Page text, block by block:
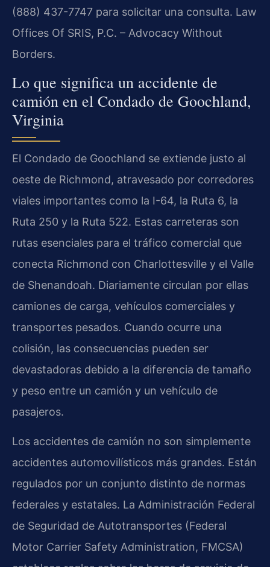
(888) 437-7747 para solicitar una consulta. Law
Offices Of SRIS, P.C. – Advocacy Without
Borders.
Lo que significa un accidente de
camión en el Condado de Goochland,
Virginia
El Condado de Goochland se extiende justo al
oeste de Richmond, atravesado por corredores
viales importantes como la I-64, la Ruta 6, la
Ruta 250 y la Ruta 522. Estas carreteras son
rutas esenciales para el tráfico comercial que
conecta Richmond con Charlottesville y el Valle
de Shenandoah. Diariamente circulan por ellas
camiones de carga, vehículos comerciales y
transportes pesados. Cuando ocurre una
colisión, las consecuencias pueden ser
devastadoras debido a la diferencia de tamaño
y peso entre un camión y un vehículo de
pasajeros.
Los accidentes de camión no son simplemente
accidentes automovilísticos más grandes. Están
regulados por un conjunto distinto de normas
federales y estatales. La Administración Federal
de Seguridad de Autotransportes (Federal
Motor Carrier Safety Administration, FMCSA)